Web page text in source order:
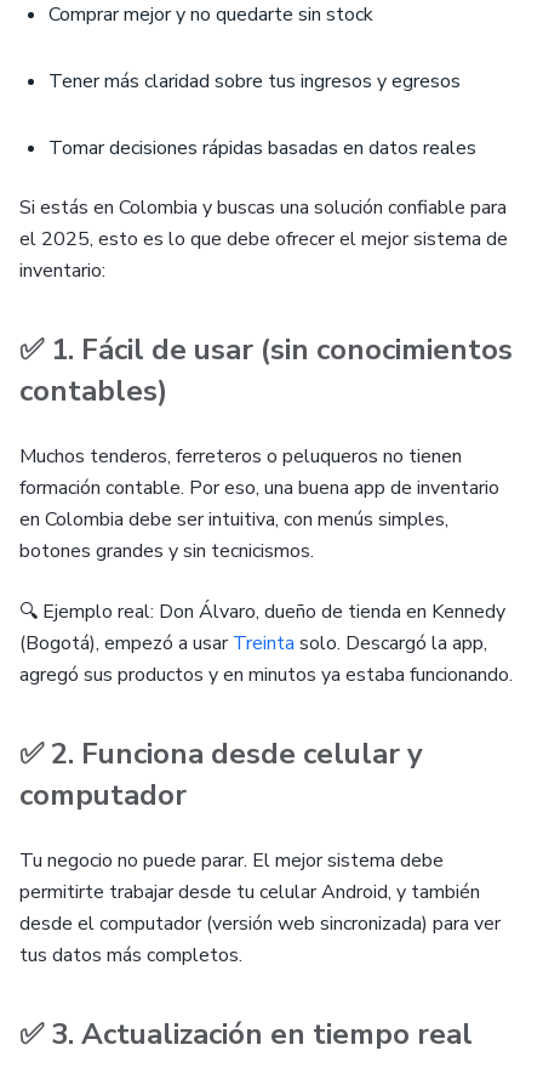
Comprar mejor y no quedarte sin stock
Tener más claridad sobre tus ingresos y egresos
Tomar decisiones rápidas basadas en datos reales
Si estás en Colombia y buscas una solución confiable para
el 2025, esto es lo que debe ofrecer el mejor sistema de
inventario:
✅ 1. Fácil de usar (sin conocimientos
contables)
Muchos tenderos, ferreteros o peluqueros no tienen
formación contable. Por eso, una buena app de inventario
en Colombia debe ser intuitiva, con menús simples,
botones grandes y sin tecnicismos.
🔍 Ejemplo real: Don Álvaro, dueño de tienda en Kennedy
(Bogotá), empezó a usarTreinta solo. Descargó la app,
agregó sus productos y en minutos ya estaba funcionando.
✅ 2. Funciona desde celular y
computador
Tu negocio no puede parar. El mejor sistema debe
permitirte trabajar desde tu celular Android, y también
desde el computador (versión web sincronizada) para ver
tus datos más completos.
✅ 3. Actualización en tiempo real